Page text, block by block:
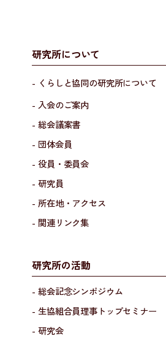
研究所について
- くらしと協同の研究所について
- 入会のご案内
- 総会議案書
- 団体会員
- 役員・委員会
- 研究員
- 所在地・アクセス
- 関連リンク集
研究所の活動
- 総会記念シンポジウム
- 生協組合員理事トップセミナー
- 研究会